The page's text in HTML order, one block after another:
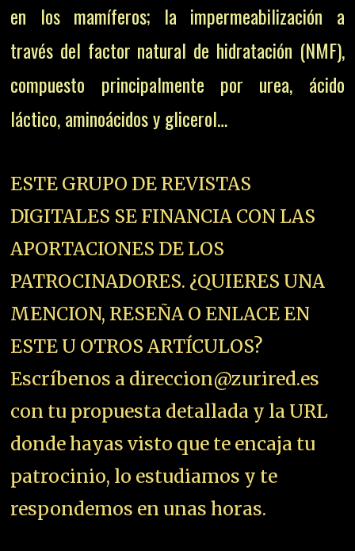
en los mamíferos; la impermeabilización a
través del factor natural de hidratación (NMF),
compuesto principalmente por urea, ácido
láctico, aminoácidos y glicerol…
ESTE GRUPO DE REVISTAS
DIGITALES SE FINANCIA CON LAS
APORTACIONES DE LOS
PATROCINADORES. ¿QUIERES UNA
MENCION, RESEÑA O ENLACE EN
ESTE U OTROS ARTÍCULOS?
Escríbenos a direccion@zurired.es
con tu propuesta detallada y la URL
donde hayas visto que te encaja tu
patrocinio, lo estudiamos y te
respondemos en unas horas.